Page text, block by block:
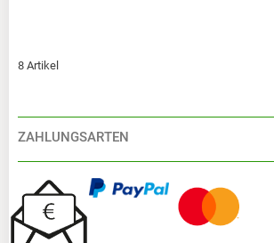
8 Artikel
ZAHLUNGSARTEN